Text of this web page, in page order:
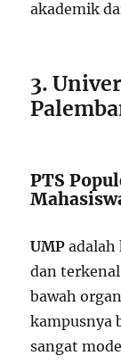
akademik
3.
PTS
UMP adalah
dan
bawah
kampusnya
sangat